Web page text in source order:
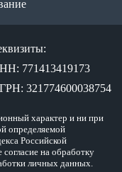
771413419173
321774600038754
характер и ни при
определяемой
Российской
на обработку
личных данных.